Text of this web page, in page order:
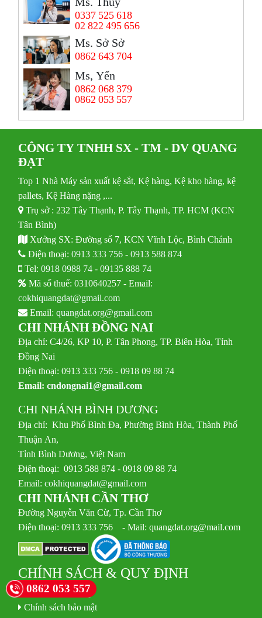
0337 525 618
02 822 495 656
Ms. Sở Sở
0862 643 704
Ms, Yến
0862 068 379
0862 053 557
CÔNG TY TNHH SX - TM - DV QUANG
ĐẠT
Top 1 Nhà Máy sản xuất kệ sắt, Kệ hàng, Kệ kho hàng, kệ
pallets, Kệ Hàng nặng ,...
Trụ sở : 232 Tây Thạnh, P. Tây Thạnh, TP. HCM (KCN
Tân Bình)
Xưởng SX: Đường số 7, KCN Vĩnh Lộc, Bình Chánh
Điện thoại:0913 333 756 -0913 588 874
Tel:0918 0988 74 -09135 888 74
Mã số thuế: 0310640257 - Email:
cokhiquangdat@gmail.com
Email:quangdat.org@gmail.com
CHI NHÁNH ĐỒNG NAI
Địa chỉ: C4/26, KP 10, P. Tân Phong, TP. Biên Hòa, Tỉnh
Đồng Nai
Điện thoại: 0913 333 756 - 0918 09 88 74
Email:cndongnai1@gmail.com
CHI NHÁNH BÌNH DƯƠNG
Địa chỉ: Khu Phố Bình Đa, Phường Bình Hòa, Thành Phố
Thuận An,
Tỉnh Bình Dương, Việt Nam
Điện thoại: 0913 588 874 - 0918 09 88 74
Email:cokhiquangdat@gmail.com
CHI NHÁNH CẦN THƠ
Đường Nguyễn Văn Cừ, Tp. Cần Thơ
Điện thoại: 0913 333 756 - Mail: quangdat.org@mail.com
CHÍNH SÁCH & QUY ĐỊNH
Quy định sử dụng
Chính sách bảo mật
0862 053 557